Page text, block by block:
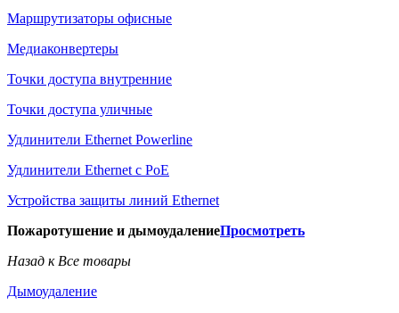
Маршрутизаторы офисные
Медиаконвертеры
Точки доступа внутренние
Точки доступа уличные
Удлинители Ethernet Powerline
Удлинители Ethernet с PoE
Устройства защиты линий Ethernet
Пожаротушение и дымоудалениеПросмотреть
Назад к Все товары
Дымоудаление